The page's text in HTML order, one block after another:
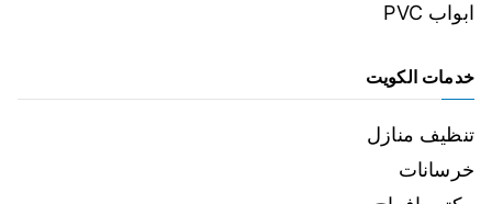
ابواب PVC
خدمات الكويت
تنظيف منازل
خرسانات